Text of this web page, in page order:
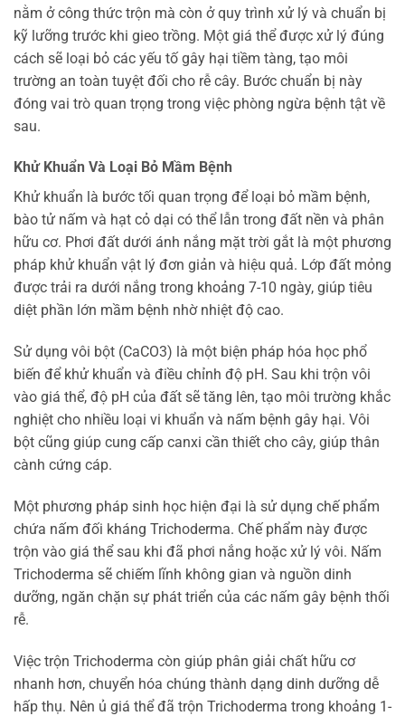
nằm ở công thức trộn mà còn ở quy trình xử lý và chuẩn bị
kỹ lưỡng trước khi gieo trồng. Một giá thể được xử lý đúng
cách sẽ loại bỏ các yếu tố gây hại tiềm tàng, tạo môi
trường an toàn tuyệt đối cho rễ cây. Bước chuẩn bị này
đóng vai trò quan trọng trong việc phòng ngừa bệnh tật về
sau.
Khử Khuẩn Và Loại Bỏ Mầm Bệnh
Khử khuẩn là bước tối quan trọng để loại bỏ mầm bệnh,
bào tử nấm và hạt cỏ dại có thể lẫn trong đất nền và phân
hữu cơ. Phơi đất dưới ánh nắng mặt trời gắt là một phương
pháp khử khuẩn vật lý đơn giản và hiệu quả. Lớp đất mỏng
được trải ra dưới nắng trong khoảng 7-10 ngày, giúp tiêu
diệt phần lớn mầm bệnh nhờ nhiệt độ cao.
Sử dụng vôi bột (CaCO3) là một biện pháp hóa học phổ
biến để khử khuẩn và điều chỉnh độ pH. Sau khi trộn vôi
vào giá thể, độ pH của đất sẽ tăng lên, tạo môi trường khắc
nghiệt cho nhiều loại vi khuẩn và nấm bệnh gây hại. Vôi
bột cũng giúp cung cấp canxi cần thiết cho cây, giúp thân
cành cứng cáp.
Một phương pháp sinh học hiện đại là sử dụng chế phẩm
chứa nấm đối kháng Trichoderma. Chế phẩm này được
trộn vào giá thể sau khi đã phơi nắng hoặc xử lý vôi. Nấm
Trichoderma sẽ chiếm lĩnh không gian và nguồn dinh
dưỡng, ngăn chặn sự phát triển của các nấm gây bệnh thối
rễ.
Việc trộn Trichoderma còn giúp phân giải chất hữu cơ
nhanh hơn, chuyển hóa chúng thành dạng dinh dưỡng dễ
hấp thụ. Nên ủ giá thể đã trộn Trichoderma trong khoảng 1-